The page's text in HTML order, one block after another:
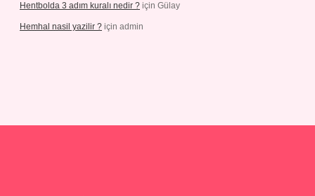
Hentbolda 3 adım kuralı nedir ? için Gülay
Hemhal nasil yazilir ? için admin